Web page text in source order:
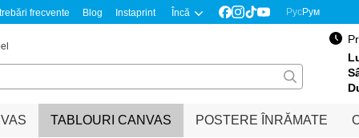
frecvente Blog Instaprint Încă РусРум
TABLOURI CANVAS POSTERE ÎNRĂMATE